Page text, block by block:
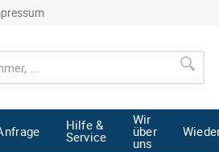
Hilfe &
Service
Wir
über
uns